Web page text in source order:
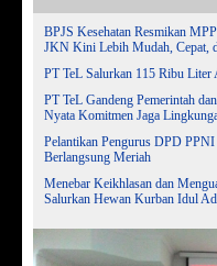
BPJS Kesehatan Resmikan
JKN Kini Lebih Mudah, Cepat,
PT TeL Salurkan 115 Ribu Liter
PT TeL Gandeng Pemerintah
Nyata Komitmen Jaga
Pelantikan Pengurus DPD
Berlangsung Meriah
Menebar Keikhlasan dan
Salurkan Hewan Kurban Idul